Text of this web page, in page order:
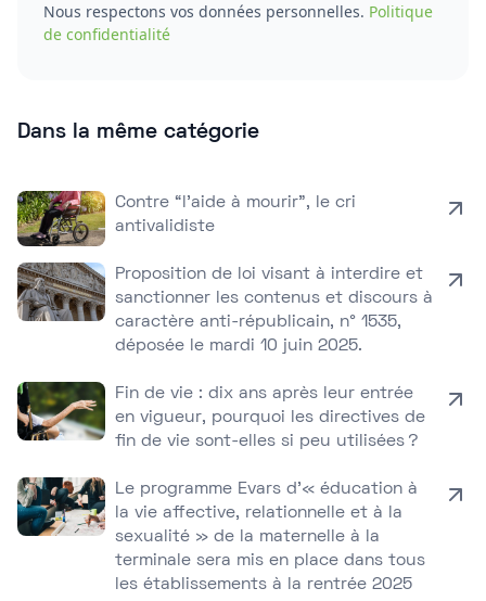
Nous respectons vos données personnelles. Politique
de confidentialité
Dans la même catégorie
Contre “l’aide à mourir”, le cri
antivalidiste
Proposition de loi visant à interdire et
sanctionner les contenus et discours à
caractère anti-républicain, n° 1535,
déposée le mardi 10 juin 2025.
Fin de vie : dix ans après leur entrée
en vigueur, pourquoi les directives de
fin de vie sont-elles si peu utilisées ?
Le programme Evars d’« éducation à
la vie affective, relationnelle et à la
sexualité » de la maternelle à la
terminale sera mis en place dans tous
les établissements à la rentrée 2025